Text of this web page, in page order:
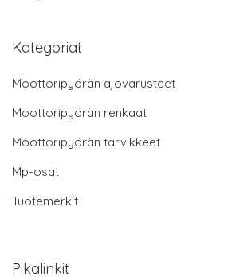
Kategoriat
Moottoripyörän ajovarusteet
Moottoripyörän renkaat
Moottoripyörän tarvikkeet
Mp-osat
Tuotemerkit
Pikalinkit